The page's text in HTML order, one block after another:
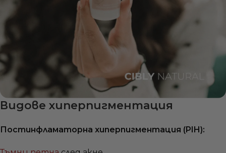
Видове хиперпигментация
Постинфламаторна хиперпигментация (PIH):